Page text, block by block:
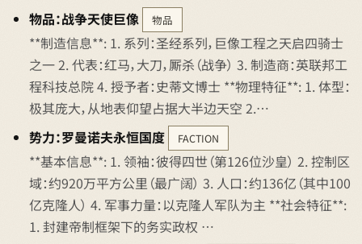
物品：战争天使巨像
物品
**制造信息**: 1. 系列：圣经系列，巨像工程之天启四骑士
之一 2. 代表：红马，大刀，厮杀（战争） 3. 制造商：英联邦工
程科技总院 4. 授予者：史蒂文博士 **物理特征**: 1. 体型：
极其庞大，从地表仰望占据大半边天空 2.…
势力：罗曼诺夫永恒国度
FACTION
**基本信息**: 1. 领袖：彼得四世（第126位沙皇） 2. 控制区
域：约920万平方公里（最广阔） 3. 人口：约136亿（其中100
亿克隆人） 4. 军事力量：以克隆人军队为主 **社会特征**:
1. 封建帝制框架下的务实政权 …